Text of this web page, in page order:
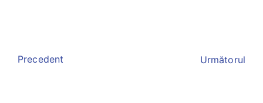
Precedent Următorul